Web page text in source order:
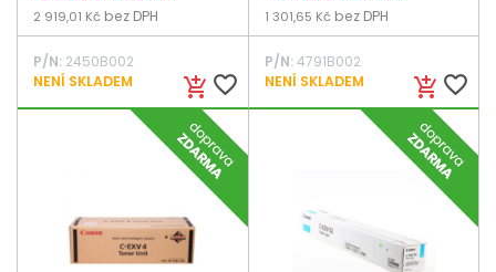
add_shopping_cart favorite_border
2 919,01 Kč bez DPH
P/N: 2450B002
NENÍ SKLADEM
add_shopping_cart favorite_border
1 301,65 Kč bez DPH
P/N:4791B002
NENÍ SKLADEM